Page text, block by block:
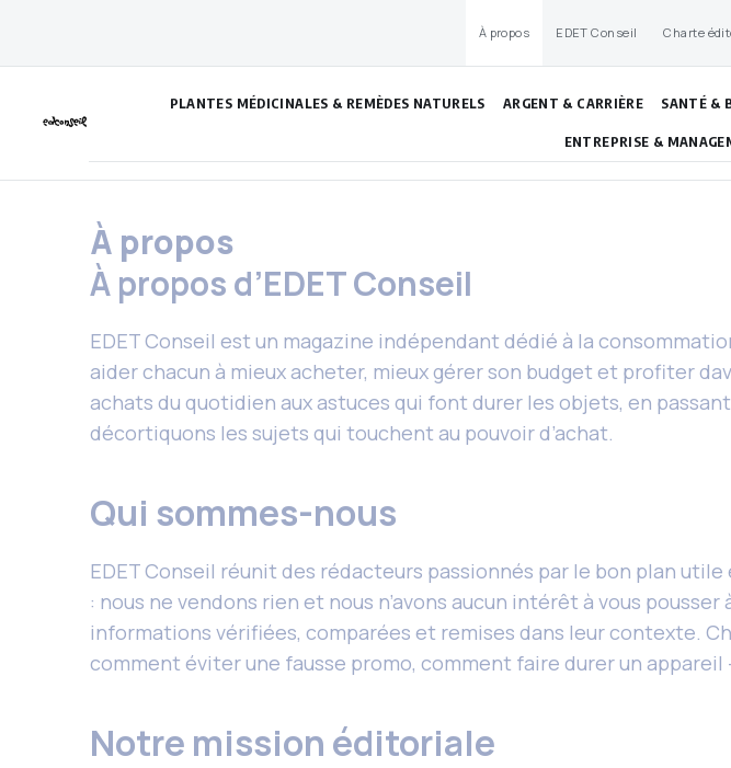
contenu
À propos EDET Conseil Charte
PLANTES MÉDICINALES & REMÈDES NATURELS ARGENT & CARRIÈRE SANTÉ &
ENTREPRISE &
À propos
À propos d’EDET Conseil
EDET Conseil est un magazine indépendant dédié à la
aider chacun à mieux acheter, mieux gérer son budget et profiter
achats du quotidien aux astuces qui font durer les objets, en
décortiquons les sujets qui touchent au pouvoir d’achat.
Qui sommes-nous
EDET Conseil réunit des rédacteurs passionnés par le bon plan
: nous ne vendons rien et nous n’avons aucun intérêt à vous
informations vérifiées, comparées et remises dans leur contexte.
comment éviter une fausse promo, comment faire durer un
Notre mission éditoriale